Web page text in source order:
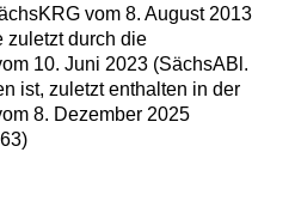
vom 8. August 2013
zuletzt durch die
10. Juni 2023 (SächsABl.
ist, zuletzt enthalten in der
8. Dezember 2025